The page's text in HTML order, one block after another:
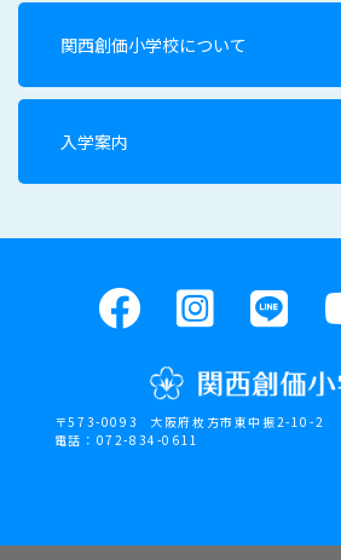
関西創価小学校について
入学案内
〒573-0093
大阪府枚方市東中振2-10-2
電話：072-834-0611